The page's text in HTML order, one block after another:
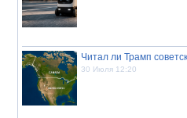
Читал ли Трамп
30 Июля 12:20